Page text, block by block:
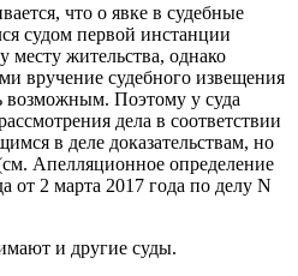
что о явке в судебные
судом первой инстанции
месту жительства, однако
вручение судебного извещения
возможным. Поэтому у суда
дела в соответствии
в деле доказательствам, но
Апелляционное определение
от 2 марта 2017 года по делу N
и другие суды.